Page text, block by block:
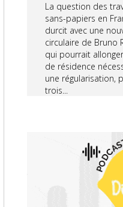
La question des
sans-papiers en
durcit avec une
circulaire de Bruno
qui pourrait
de résidence
une régularisation,
trois...